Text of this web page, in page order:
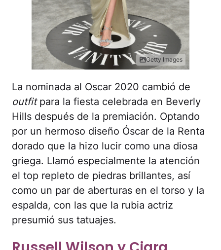
Getty Images
La nominada al Oscar 2020 cambió de
outfit para la fiesta celebrada en Beverly
por un hermoso diseño Óscar de la Renta
dorado que la hizo lucir como una diosa
griega. Llamó especialmente la atención
el top repleto de piedras brillantes, así
como un par de aberturas en el torso y la
espalda, con las que la rubia actriz
presumió sus tatuajes.
Russell Wilson y Ciara
dominaron la alfombra con
sentido fashionista.